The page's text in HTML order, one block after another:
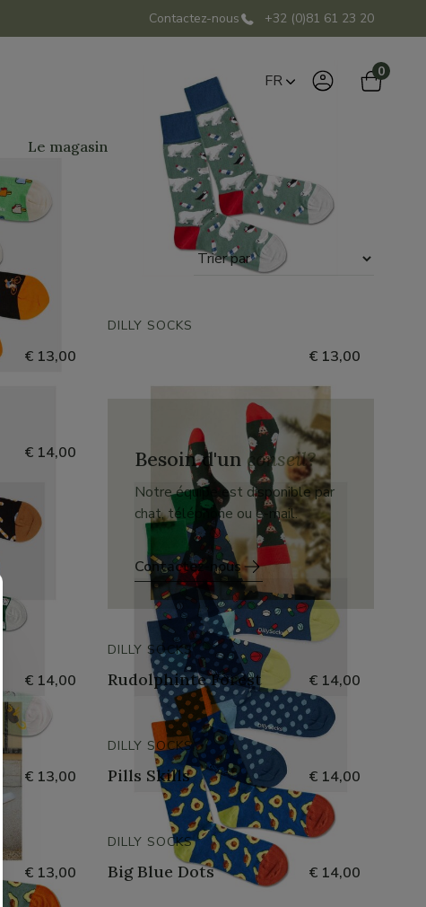
Contactez-nous +32 (0)81 61 23 20
FR 0
Le magasin
Trier
€ 13,00
DILLY SOCKS
€ 13,00
€ 14,00 Besoin d'un conseil?
Notre équipe est disponible par
chat, téléphone ou e-mail.
Contactez-nous
€ 14,00
DILLY SOCKS
Rudolphinte Forest € 14,00
€ 13,00
DILLY SOCKS
Pills Skills € 14,00
€ 13,00
DILLY SOCKS
Big Blue Dots € 14,00